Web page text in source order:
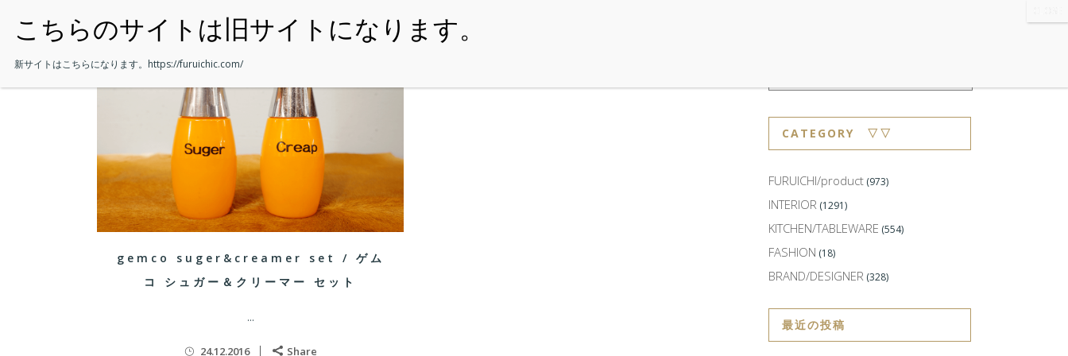
・HOME ・ITEM ・SHOPPING-GUIDE
gemco suger&creamer set / ゲム
コ シュガー＆クリーマー セット
...
24.12.2016 Share
CATEGORY ▽▽
FURUICHI/product (973)
INTERIOR (1291)
KITCHEN/TABLEWARE (554)
FASHION (18)
BRAND/DESIGNER (328)
最近の投稿
新サイトはこちらになります。 https://furuichic.com/